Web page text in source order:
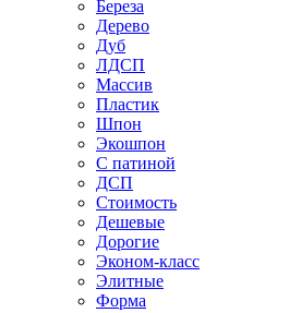
Береза
Дерево
Дуб
ЛДСП
Массив
Пластик
Шпон
Экошпон
С патиной
ДСП
Стоимость
Дешевые
Дорогие
Эконом-класс
Элитные
Форма